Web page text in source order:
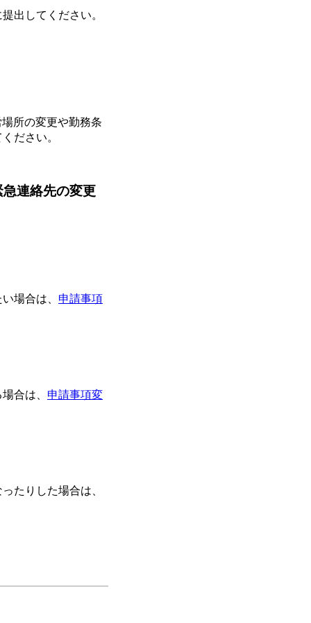
出してください。
所の変更や勤務条
ださい。
連絡先の変更
場合は、 申請事項
合は、 申請事項変
たりした場合は、